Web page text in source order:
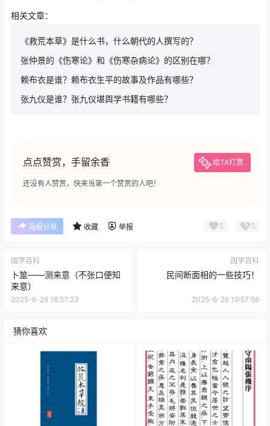
相关文章：
《救荒本草》是什么书，什么朝代的人撰写的？
张仲景的《伤寒论》和《伤寒杂病论》的区别在哪？
赖布衣是谁？赖布衣生平的故事及作品有哪些？
张九仪是谁？张九仪堪舆学书籍有哪些？
点点赞赏，手留余香 给TA打赏
还没有人赞赏，快来当第一个赞赏的人吧！
海报分享 收藏 举报 0 0
国学百科
卜筮——测来意（不张口便知
来意）
2025-6-26 18:57:23
国学百科
民间断面相的一些技巧！
2025-6-26 19:57:56
猜你喜欢